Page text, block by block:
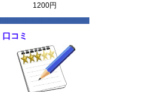
1200円
口コミ